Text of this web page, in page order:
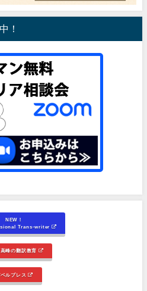
！
NEW！
Trans-writer
峰の翻訳教育
ベルプレス